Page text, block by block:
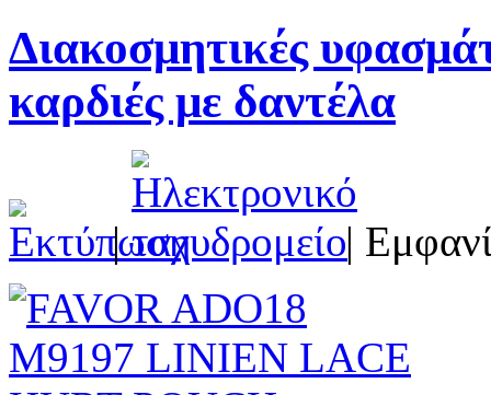
Διακοσμητικές
καρδιές με δαντέλα
| |